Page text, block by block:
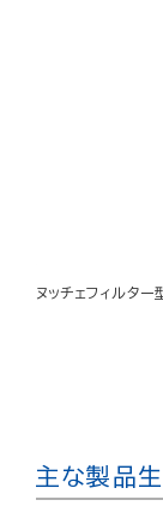
ヌッチェフィルタ
主な製品